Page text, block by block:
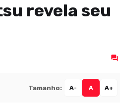
revela seu
Tamanho: A- A A+